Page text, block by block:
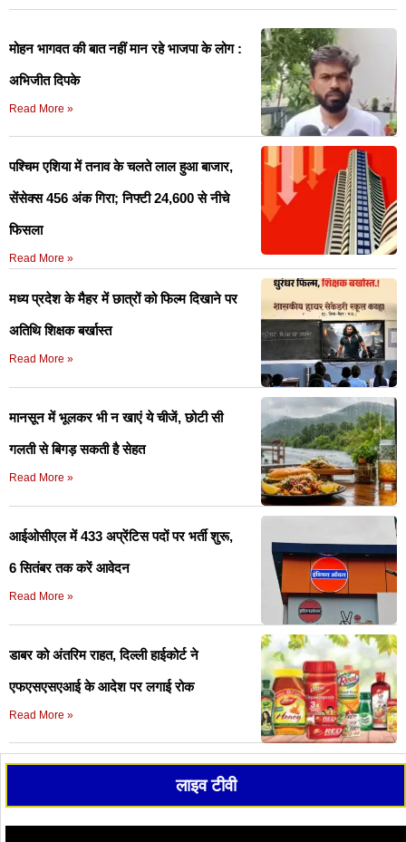
मोहन भागवत की बात नहीं मान रहे भाजपा के लोग :
अभिजीत दिपके
Read More »
पश्चिम एशिया में तनाव के चलते लाल हुआ बाजार,
सेंसेक्स 456 अंक गिरा; निफ्टी 24,600 से नीचे
फिसला
Read More »
मध्य प्रदेश के मैहर में छात्रों को फिल्म दिखाने पर
अतिथि शिक्षक बर्खास्त
Read More »
मानसून में भूलकर भी न खाएं ये चीजें, छोटी सी
गलती से बिगड़ सकती है सेहत
Read More »
आईओसीएल में 433 अप्रेंटिस पदों पर भर्ती शुरू,
6 सितंबर तक करें आवेदन
Read More »
डाबर को अंतरिम राहत, दिल्ली हाईकोर्ट ने
एफएसएसएआई के आदेश पर लगाई रोक
Read More »
लाइव टीवी